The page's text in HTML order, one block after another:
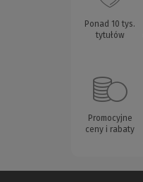
Ponad 10 tys.
tytułów
Promocyjne
ceny i rabaty